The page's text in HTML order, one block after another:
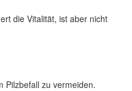
die Vitalität, ist aber nicht
Pilzbefall zu vermeiden.